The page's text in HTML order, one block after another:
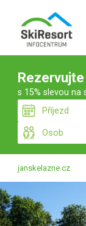
s 15% slevou na
janskelazne.cz